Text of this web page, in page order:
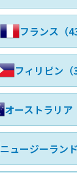
フランス（
フィリピン（
オーストラリア
ニュージーラン